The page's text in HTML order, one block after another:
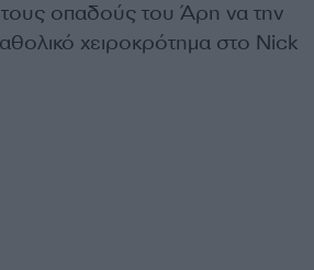
οπαδούς του Άρη να την
χειροκρότημα στο Nick